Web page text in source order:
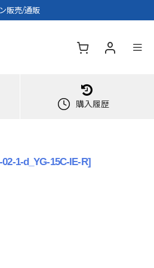
販売/通販
購入履歴
02-1-d_YG-15C-IE-R]